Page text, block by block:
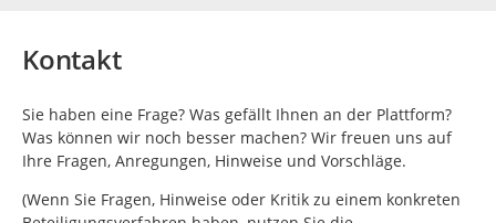
Kontakt
Sie haben eine Frage? Was gefällt Ihnen an der Plattform?
Was können wir noch besser machen? Wir freuen uns auf
Ihre Fragen, Anregungen, Hinweise und Vorschläge.
(Wenn Sie Fragen, Hinweise oder Kritik zu einem konkreten